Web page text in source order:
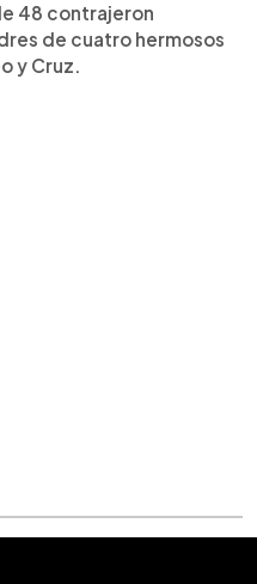
48 contrajeron
de cuatro hermosos
y Cruz.